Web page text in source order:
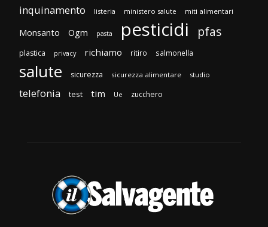
inquinamento listeria ministero salute miti alimentari
Monsanto Ogm pasta pesticidi pfas
plastica privacy richiamo ritiro salmonella
salute sicurezza sicurezza alimentare studio
telefonia test tim Ue zucchero